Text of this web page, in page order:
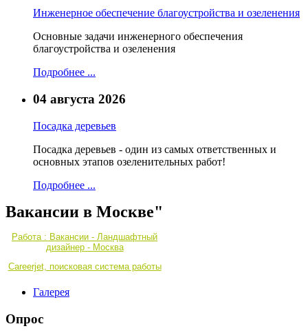
Инженерное обеспечение благоустройства и озеленения
Основные задачи инженерного обеспечения
благоустройства и озеленения
Подробнее ...
04 августа 2026
Посадка деревьев
Посадка деревьев - один из самых ответственных и
основных этапов озеленительных работ!
Подробнее ...
Вакансии в Москве"
Работа : Вакансии - Ландшафтный
дизайнер - Москва
Careerjet, поисковая система работы
Галерея
Опрос